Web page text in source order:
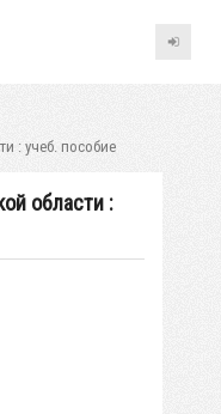
: учеб. пособие
области :